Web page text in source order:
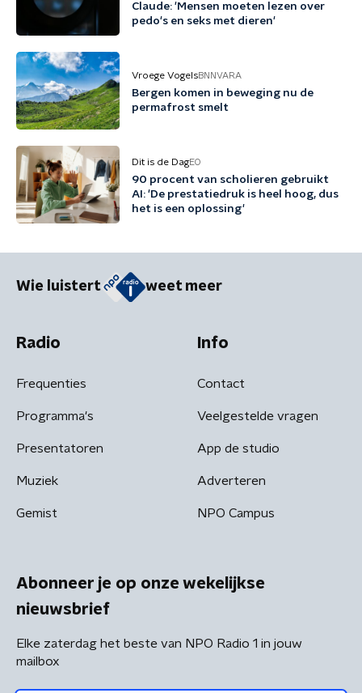
Claude: 'Mensen moeten lezen over
pedo's en seks met dieren'
Vroege VogelsBNNVARA
Bergen komen in beweging nu de
permafrost smelt
Dit is de DagEO
90 procent van scholieren gebruikt
AI: 'De prestatiedruk is heel hoog, dus
het is een oplossing'
Wie luistert weet meer
Radio
Frequenties
Programma's
Presentatoren
Muziek
Gemist
Info
Contact
Veelgestelde vragen
App de studio
Adverteren
NPO Campus
Abonneer je op onze wekelijkse
nieuwsbrief
Elke zaterdag het beste van NPO Radio 1 in jouw
mailbox